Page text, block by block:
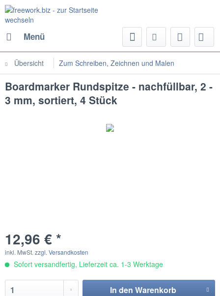
Menü
Übersicht Zum Schreiben, Zeichnen und Malen
Boardmarker Rundspitze - nachfüllbar, 2 -
3 mm, sortiert, 4 Stück
12,96 € *
inkl. MwSt. zzgl. Versandkosten
Sofort versandfertig, Lieferzeit ca. 1-3 Werktage
In den Warenkorb